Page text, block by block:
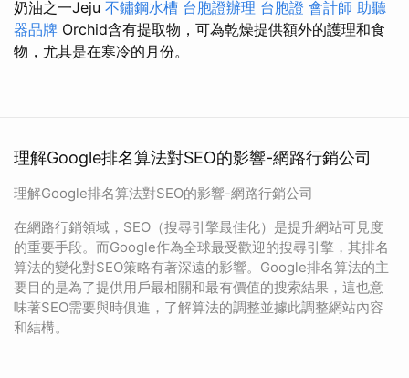
奶油之一Jeju 不鏽鋼水槽 台胞證辦理 台胞證 會計師 助聽
器品牌 Orchid含有提取物，可為乾燥提供額外的護理和食
物，尤其是在寒冷的月份。
理解Google排名算法對SEO的影響-網路行銷公司
理解Google排名算法對SEO的影響-網路行銷公司
在網路行銷領域，SEO（搜尋引擎最佳化）是提升網站可見度
的重要手段。而Google作為全球最受歡迎的搜尋引擎，其排名
算法的變化對SEO策略有著深遠的影響。Google排名算法的主
要目的是為了提供用戶最相關和最有價值的搜索結果，這也意
味著SEO需要與時俱進，了解算法的調整並據此調整網站內容
和結構。